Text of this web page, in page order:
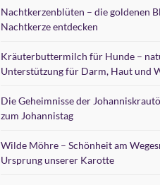
Nachtkerzenblüten – die goldenen
Nachtkerze entdecken
Kräuterbuttermilch für Hunde –
Unterstützung für Darm, Haut und
Die Geheimnisse der
zum Johannistag
Wilde Möhre – Schönheit am
Ursprung unserer Karotte